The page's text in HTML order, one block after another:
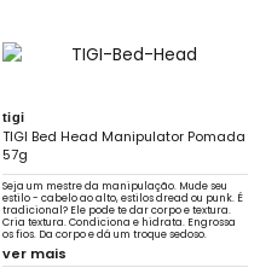
tigi
TIGI Bed Head Manipulator Pomada
57g
Seja um mestre da manipulação. Mude seu
estilo - cabelo ao alto, estilos dread ou punk. É
tradicional? Ele pode te dar corpo e textura.
Cria textura. Condiciona e hidrata. Engrossa
os fios. Da corpo e dá um troque sedoso.
ver mais